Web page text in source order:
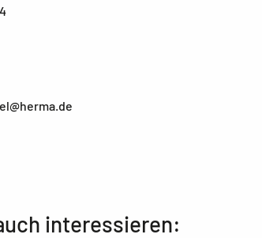
interessieren: